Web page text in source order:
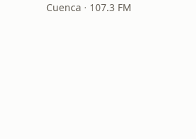
Cuenca · 107.3 FM